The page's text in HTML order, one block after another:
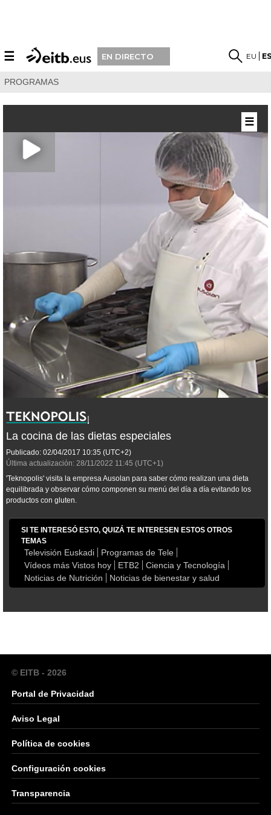
☰ EN DIRECTO EU
PROGRAMAS
La cocina de las dietas especiales
Publicado: 02/04/2017 10:35 (UTC+2)
Última actualización: 28/11/2022 11:45 (UTC+1)
'Teknopolis' visita la empresa Ausolan para saber cómo realizan una dieta
equilibrada y observar cómo componen su menú del día a día evitando los
productos con gluten.
SI TE INTERESÓ ESTO, QUIZÁ TE INTERESEN ESTOS OTROS
TEMAS
Televisión Euskadi
Programas de Tele
Vídeos más Vistos hoy
ETB2
Ciencia y Tecnología
Noticias de Nutrición
Noticias de bienestar y salud
☰
© EITB - 2026
Portal de Privacidad
Aviso Legal
Política de cookies
Configuración cookies
Transparencia